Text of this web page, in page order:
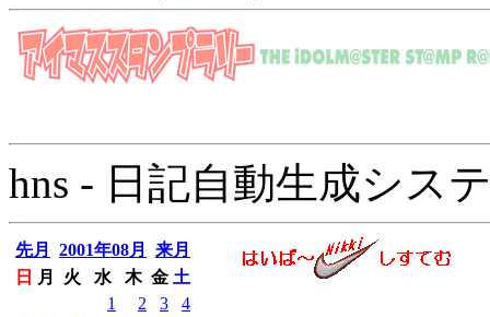
hns - 日記自動生成シス
先月 2001年08月
来月
日
月 火 水 木 金 土
1
2 3
4